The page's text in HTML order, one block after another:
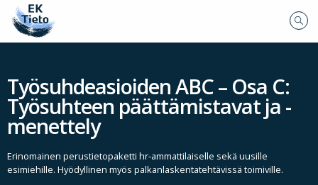
Työsuhdeasioiden ABC – Osa C:
Työsuhteen päättämistavat ja -
menettely
Erinomainen perustietopaketti hr-ammattilaiselle sekä uusille
esimiehille. Hyödyllinen myös palkanlaskentatehtävissä toimiville.